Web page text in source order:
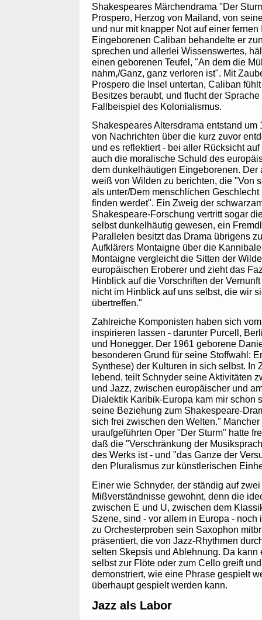
Shakespeares Märchendrama "Der
Prospero, Herzog von Mailand, von
und nur mit knapper Not auf einer
Eingeborenen Caliban behandelte er
sprechen und allerlei Wissenswertes,
einen geborenen Teufel, "An dem die
nahm,/Ganz, ganz verloren ist". Mit
Prospero die Insel untertan, Caliban
Besitzes beraubt, und flucht der
Fallbeispiel des Kolonialismus.
Shakespeares Altersdrama entstand um
von Nachrichten über die kurz zuvor
und es reflektiert - bei aller Rücksicht
auch die moralische Schuld des
dem dunkelhäutigen Eingeborenen. Der
weiß von Wilden zu berichten, die "Von
als unter/Dem menschlichen
finden werdet". Ein Zweig der
Shakespeare-Forschung vertritt sogar
selbst dunkelhäutig gewesen, ein
Parallelen besitzt das Drama übrigens
Aufklärers Montaigne über die
Montaigne vergleicht die Sitten der
europäischen Eroberer und zieht das
Hinblick auf die Vorschriften der
nicht im Hinblick auf uns selbst, die wir
übertreffen."
Zahlreiche Komponisten haben sich
inspirieren lassen - darunter Purcell,
und Honegger. Der 1961 geborene
besonderen Grund für seine Stoffwahl:
Synthese) der Kulturen in sich selbst. In
lebend, teilt Schnyder seine Aktivitäten
und Jazz, zwischen europäischer und
Dialektik Karibik-Europa kam mir schon
seine Beziehung zum Shakespeare-
sich frei zwischen den Welten."
uraufgeführten Oper "Der Sturm" hatte
daß die "Verschränkung der
des Werks ist - und "das Ganze der
den Pluralismus zur künstlerischen
Einer wie Schnyder, der ständig auf
Mißverständnisse gewohnt, denn die
zwischen E und U, zwischen dem
Szene, sind - vor allem in Europa - noch
zu Orchesterproben sein Saxophon
präsentiert, die von Jazz-Rhythmen
selten Skepsis und Ablehnung. Da kann
selbst zur Flöte oder zum Cello greift
demonstriert, wie eine Phrase gespielt
überhaupt gespielt werden kann.
Jazz als Labor